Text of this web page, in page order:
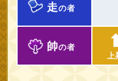
走の者
帥の者 ⬆
上